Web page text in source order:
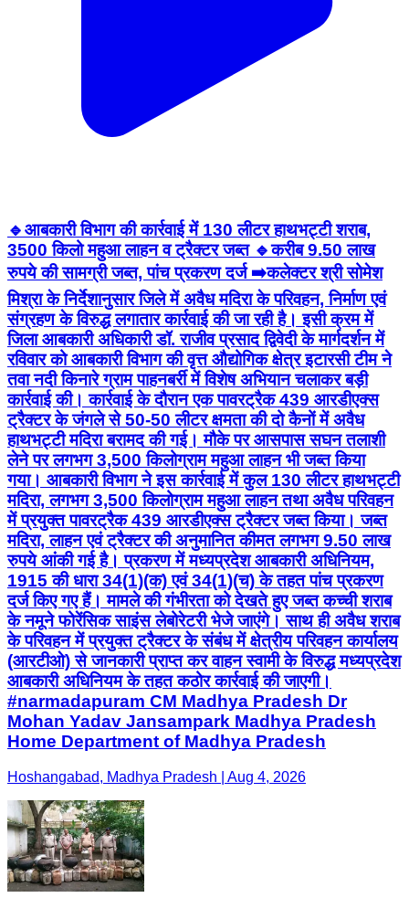
🔹आबकारी विभाग की कार्रवाई में 130 लीटर हाथभट्टी शराब,
3500 किलो महुआ लाहन व ट्रैक्टर जब्त 🔹करीब 9.50 लाख
रुपये की सामग्री जब्त, पांच प्रकरण दर्ज ➡️कलेक्टर श्री सोमेश
मिश्रा के निर्देशानुसार जिले में अवैध मदिरा के परिवहन, निर्माण एवं
संग्रहण के विरुद्ध लगातार कार्रवाई की जा रही है। इसी क्रम में
जिला आबकारी अधिकारी डॉ. राजीव प्रसाद द्विवेदी के मार्गदर्शन में
रविवार को आबकारी विभाग की वृत्त औद्योगिक क्षेत्र इटारसी टीम ने
तवा नदी किनारे ग्राम पाहनबर्री में विशेष अभियान चलाकर बड़ी
कार्रवाई की। कार्रवाई के दौरान एक पावरट्रैक 439 आरडीएक्स
ट्रैक्टर के जंगले से 50-50 लीटर क्षमता की दो कैनों में अवैध
हाथभट्टी मदिरा बरामद की गई। मौके पर आसपास सघन तलाशी
लेने पर लगभग 3,500 किलोग्राम महुआ लाहन भी जब्त किया
गया। आबकारी विभाग ने इस कार्रवाई में कुल 130 लीटर हाथभट्टी
मदिरा, लगभग 3,500 किलोग्राम महुआ लाहन तथा अवैध परिवहन
में प्रयुक्त पावरट्रैक 439 आरडीएक्स ट्रैक्टर जब्त किया। जब्त
मदिरा, लाहन एवं ट्रैक्टर की अनुमानित कीमत लगभग 9.50 लाख
रुपये आंकी गई है। प्रकरण में मध्यप्रदेश आबकारी अधिनियम,
1915 की धारा 34(1)(क) एवं 34(1)(च) के तहत पांच प्रकरण
दर्ज किए गए हैं। मामले की गंभीरता को देखते हुए जब्त कच्ची शराब
के नमूने फोरेंसिक साइंस लेबोरेटरी भेजे जाएंगे। साथ ही अवैध शराब
के परिवहन में प्रयुक्त ट्रैक्टर के संबंध में क्षेत्रीय परिवहन कार्यालय
(आरटीओ) से जानकारी प्राप्त कर वाहन स्वामी के विरुद्ध मध्यप्रदेश
आबकारी अधिनियम के तहत कठोर कार्रवाई की जाएगी।
#narmadapuram CM Madhya Pradesh Dr
Mohan Yadav Jansampark Madhya Pradesh
Home Department of Madhya Pradesh
Hoshangabad, Madhya Pradesh | Aug 4, 2026